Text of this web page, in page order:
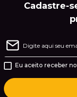
Cadastre-
Eu aceito receber